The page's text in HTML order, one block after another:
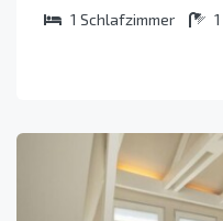
1 Schlafzimmer 1